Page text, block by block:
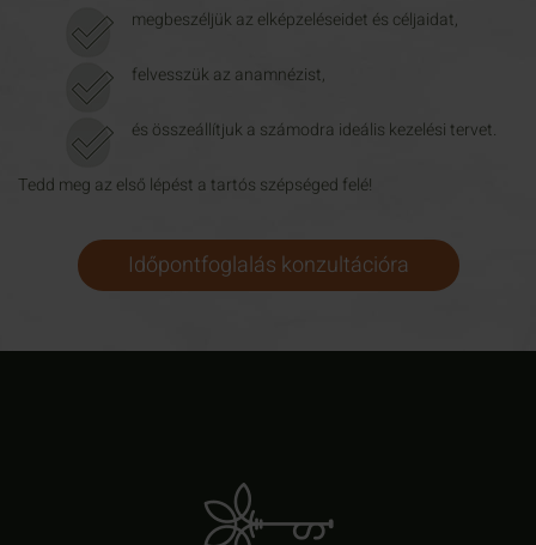
megbeszéljük az elképzeléseidet és céljaidat,
felvesszük az anamnézist,
és összeállítjuk a számodra ideális kezelési tervet.
Tedd meg az első lépést a tartós szépséged felé!
Időpontfoglalás konzultációra